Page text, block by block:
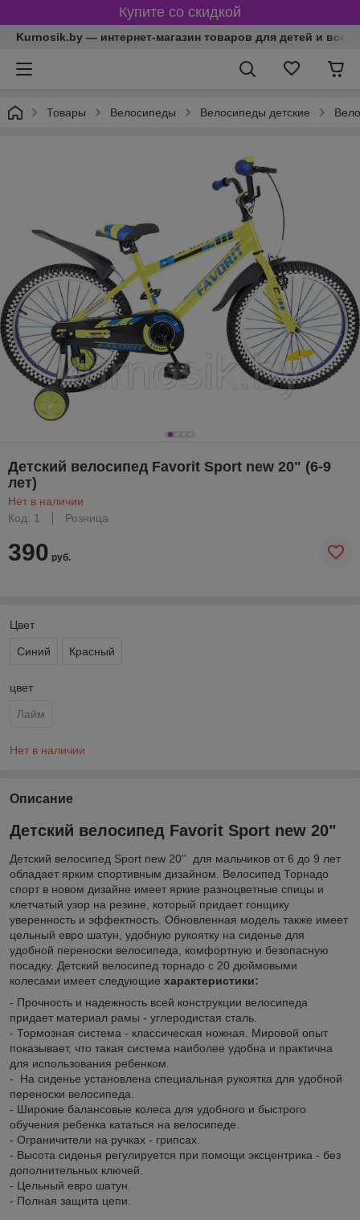
Купите со скидкой
Kurnosik.by — интернет-магазин товаров для детей и всей
Товары Велосипеды Велосипеды детские
Детский велосипед Favorit Sport new 20" (6-9
лет)
Нет в наличии
Код: 1
Розница
390 руб.
Цвет
Синий Красный
цвет
Лайм
Нет в наличии
Описание
Детский велосипед Favorit Sport new 20"
Детский велосипед Sport new 20'' для мальчиков от 6 до 9 лет
обладает ярким спортивным дизайном. Велосипед Торнадо
спорт в новом дизайне имеет яркие разноцветные спицы и
клетчатый узор на резине, который придает гонщику
уверенность и эффектность. Обновленная модель также имеет
цельный евро шатун, удобную рукоятку на сиденье для
удобной переноски велосипеда, комфортную и безопасную
посадку. Детский велосипед торнадо с 20 дюймовыми
колесами имеет следующие характеристики:
- Прочность и надежность всей конструкции велосипеда
придает материал рамы - углеродистая сталь.
- Тормозная система - классическая ножная. Мировой опыт
показывает, что такая система наиболее удобна и практична
для использования ребенком.
- На сиденье установлена специальная рукоятка для удобной
переноски велосипеда.
- Широкие балансовые колеса для удобного и быстрого
обучения ребенка кататься на велосипеде.
- Ограничители на ручках - грипсах.
- Высота сиденья регулируется при помощи эксцентрика - без
дополнительных ключей.
- Цельный евро шатун.
- Полная защита цепи.